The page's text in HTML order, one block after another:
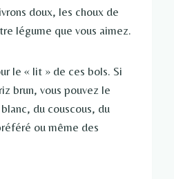
doux, les choux de
légume que vous aimez.
le « lit » de ces bols. Si
brun, vous pouvez le
du couscous, du
ou même des